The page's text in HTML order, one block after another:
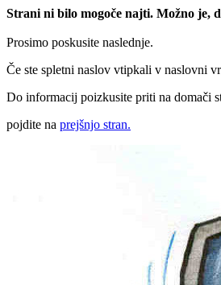
Strani ni bilo mogoče najti. Možno je,
Prosimo poskusite naslednje.
Če ste spletni naslov vtipkali v naslovni
Do informacij poizkusite priti na domači
pojdite na prejšnjo stran.